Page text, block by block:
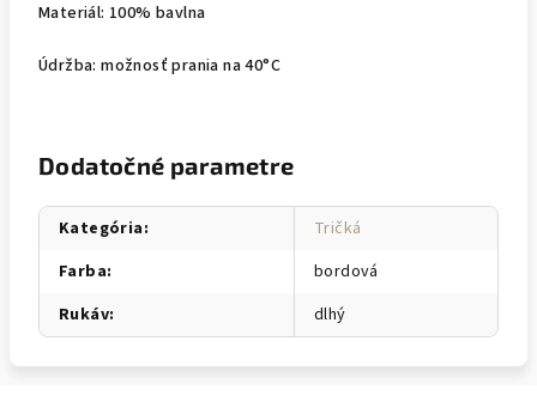
Materiál: 100% bavlna
Údržba: možnosť prania na 40°C
Dodatočné parametre
Kategória:
Tričká
Farba:
bordová
Rukáv: dlhý